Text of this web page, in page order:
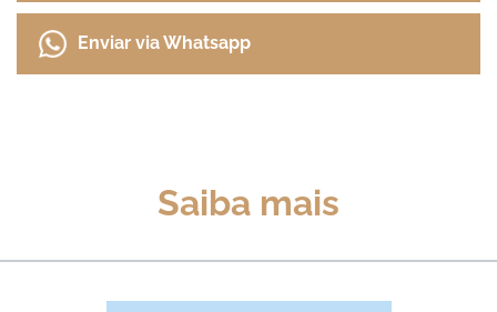
Enviar via Whatsapp
Saiba mais